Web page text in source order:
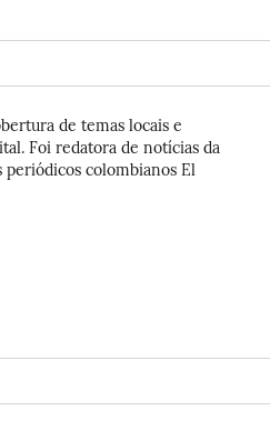
de temas locais e
Foi redatora de notícias da
periódicos colombianos El